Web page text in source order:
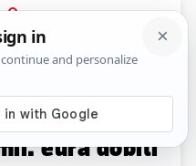
PRIJAVA
Komentari
eura dobiti